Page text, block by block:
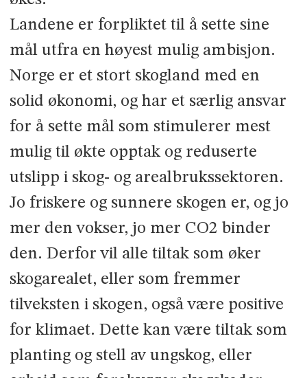
Landene er forpliktet til å sette sine
mål utfra en høyest mulig ambisjon.
Norge er et stort skogland med en
solid økonomi, og har et særlig ansvar
for å sette mål som stimulerer mest
mulig til økte opptak og reduserte
utslipp i skog- og arealbrukssektoren.
Jo friskere og sunnere skogen er, og jo
mer den vokser, jo mer CO2 binder
den. Derfor vil alle tiltak som øker
skogarealet, eller som fremmer
tilveksten i skogen, også være positive
for klimaet. Dette kan være tiltak som
planting og stell av ungskog, eller